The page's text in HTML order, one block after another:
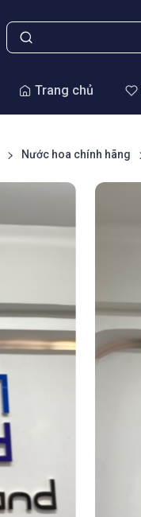
Trang chủ
Nước hoa chính hãng